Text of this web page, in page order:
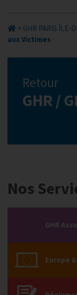
> GHR PARIS ÎLE-
aux Victimes
Retour
GHR /
Nos
GHR
Europe